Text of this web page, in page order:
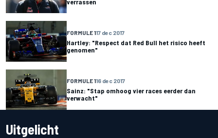
FORMULE 117 dec 2017
Hartley: "Respect dat Red Bull het risico heeft
genomen"
FORMULE 116 dec 2017
Sainz: "Stap omhoog vier races eerder dan
verwacht"
Uitgelicht